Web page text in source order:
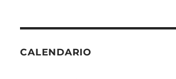
CALENDARIO